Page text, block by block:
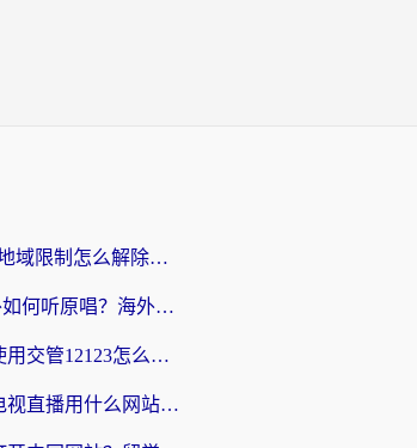
优酷手机app地域限制怎么解除？海外党亲测有效的追剧方案
全民K歌国外如何听原唱？海外党亲测有效的回国加速器选择指南
在海外如果使用交管12123怎么处理？留学生亲测有效的回国加速方案
海外看国内电视直播用什么网站比较好？一篇解决你所有追剧难题的实用指南